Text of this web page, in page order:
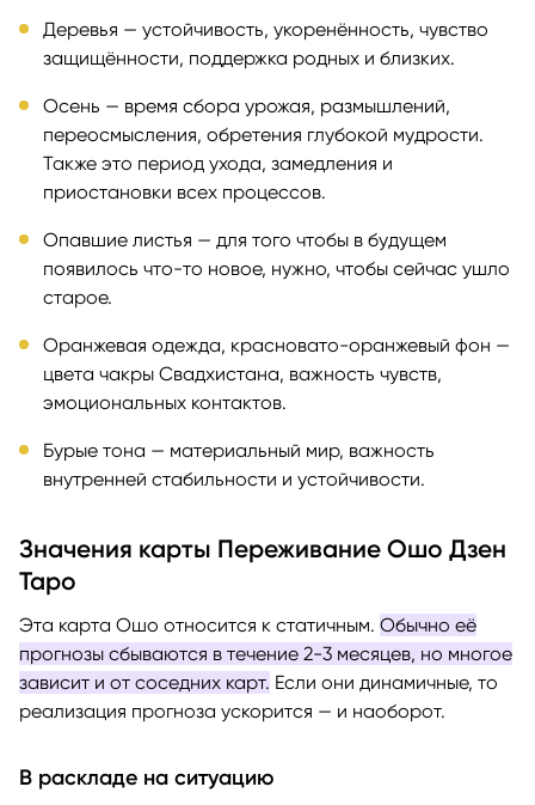
Деревья — устойчивость, укоренённость, чувство
защищённости, поддержка родных и близких.
Осень — время сбора урожая, размышлений,
переосмысления, обретения глубокой мудрости.
Также это период ухода, замедления и
приостановки всех процессов.
Опавшие листья — для того чтобы в будущем
появилось что-то новое, нужно, чтобы сейчас ушло
старое.
Оранжевая одежда, красновато-оранжевый фон —
цвета чакры Свадхистана, важность чувств,
эмоциональных контактов.
Бурые тона — материальный мир, важность
внутренней стабильности и устойчивости.
Значения карты Переживание Ошо Дзен
Таро
Эта карта Ошо относится к статичным. Обычно её
прогнозы сбываются в течение 2-3 месяцев, но многое
зависит и от соседних карт. Если они динамичные, то
реализация прогноза ускорится — и наоборот.
В раскладе на ситуацию